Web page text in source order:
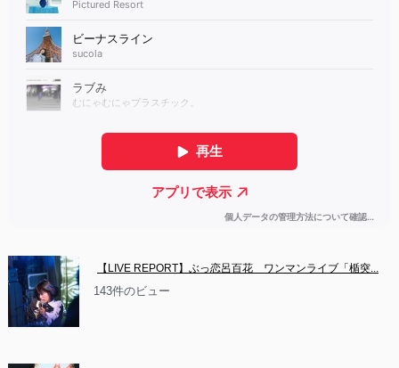
【LIVE REPORT】ぶっ恋呂百花　ワンマンライブ「楯突...
143件のビュー